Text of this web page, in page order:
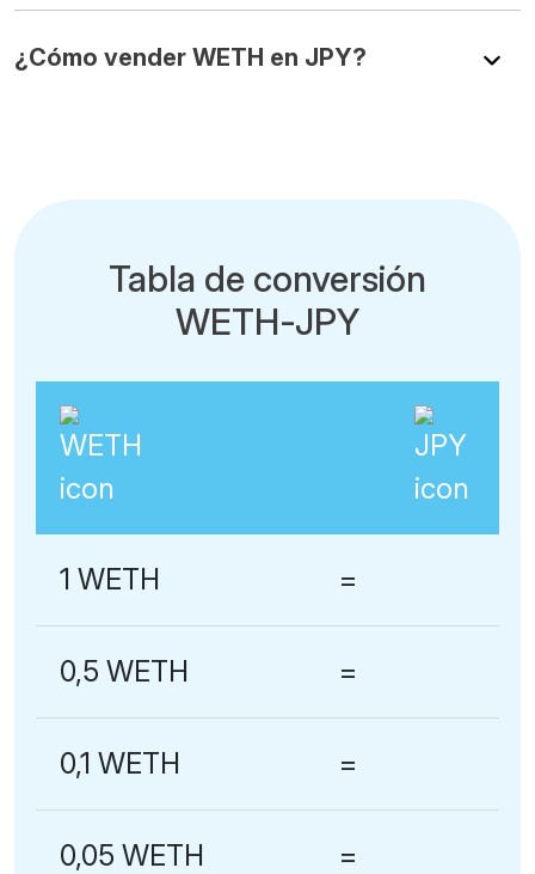
¿Cómo vender WETH en JPY?
Tabla de conversión
WETH-JPY
1 WETH =
0,5 WETH =
0,1 WETH =
0,05 WETH =